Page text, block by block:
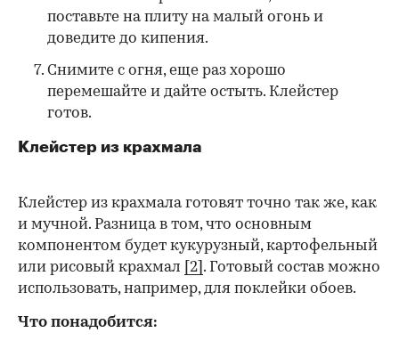
поставьте на плиту на малый огонь и
доведите до кипения.
Снимите с огня, еще раз хорошо
перемешайте и дайте остыть. Клейстер
готов.
Клейстер из крахмала
Клейстер из крахмала готовят точно так же, как
и мучной. Разница в том, что основным
компонентом будет кукурузный, картофельный
или рисовый крахмал
[2] . Готовый состав можно
использовать, например, для поклейки обоев.
Что понадобится: